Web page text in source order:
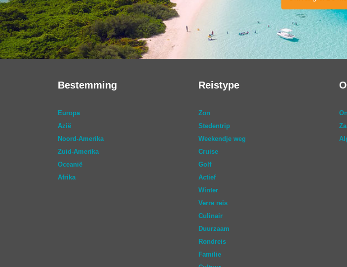
Bestemming
Europa
Azië
Noord-Amerika
Zuid-Amerika
Oceanië
Afrika
Reistype
Zon
Stedentrip
Weekendje weg
Cruise
Golf
Actief
Winter
Verre reis
Culinair
Duurzaam
Rondreis
Familie